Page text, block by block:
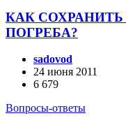
КАК
ПОГРЕБА?
sadovod
24 июня 2011
6 679
Вопросы-ответы